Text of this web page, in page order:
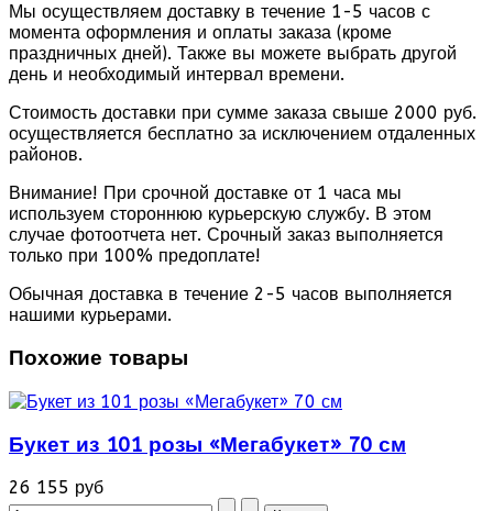
Мы осуществляем доставку в течение 1-5 часов с
момента оформления и оплаты заказа (кроме
праздничных дней). Также вы можете выбрать другой
день и необходимый интервал времени.
Стоимость доставки при сумме заказа свыше 2000 руб.
осуществляется бесплатно за исключением отдаленных
районов.
Внимание! При срочной доставке от 1 часа мы
используем стороннюю курьерскую службу. В этом
случае фотоотчета нет. Срочный заказ выполняется
только при 100% предоплате!
Обычная доставка в течение 2-5 часов выполняется
нашими курьерами.
Похожие товары
Букет из 101 розы «Мегабукет» 70 см
26 155 руб